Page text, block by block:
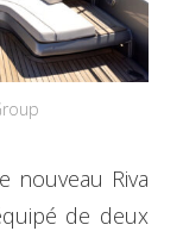
nouveau Riva
de deux